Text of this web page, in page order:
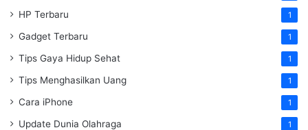
HP Terbaru 1
Gadget Terbaru 1
Tips Gaya Hidup Sehat 1
Tips Menghasilkan Uang 1
Cara iPhone 1
Update Dunia Olahraga 1